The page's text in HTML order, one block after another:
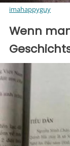
imahappyguy
Wenn